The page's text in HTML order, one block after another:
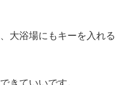
大浴場にもキーを入れる
きていいです。